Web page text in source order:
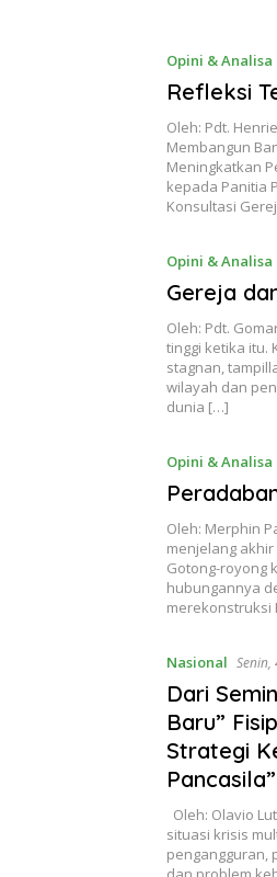
Opini & Analisa
Refleksi
Oleh: Pdt.
Membangun
Meningkatkan
kepada Panitia
Konsultasi
Opini & Analisa
Gereja
Oleh: Pdt.
tinggi ketika itu.
stagnan,
wilayah dan
dunia […]
Opini & Analisa
Oleh: Merphin
menjelang
Gotong-royong
hubungannya
merekonstruksi
Nasional
Dari
Baru”
Strategi
Pancasila”
Oleh: Olavio
situasi krisis
pengangguran,